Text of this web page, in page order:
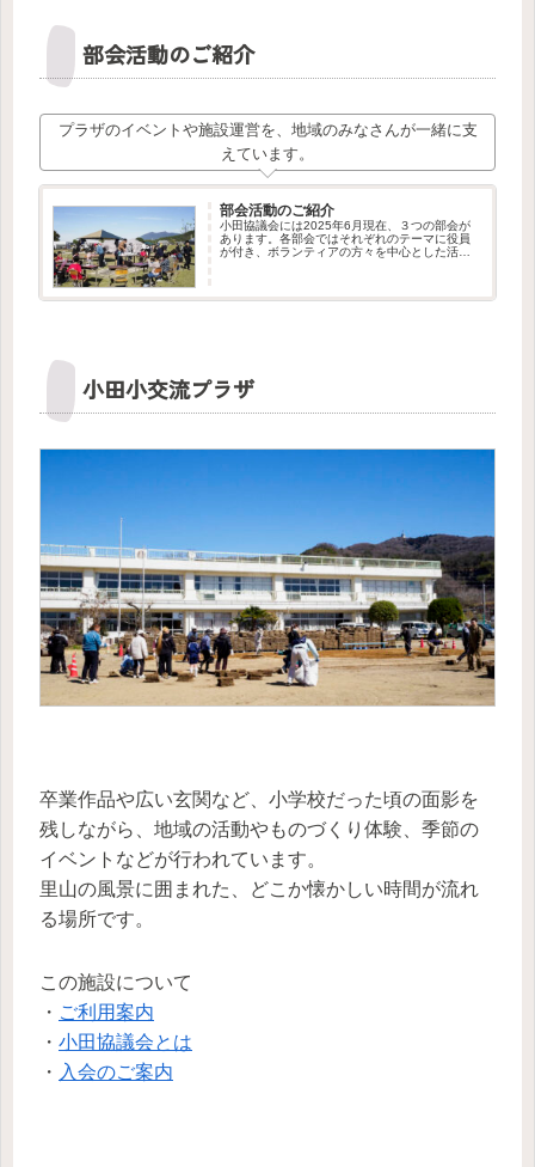
部会活動のご紹介
プラザのイベントや施設運営を、地域のみなさんが一緒に支
えています。
部会活動のご紹介
小田協議会には2025年6月現在、３つの部会が
あります。各部会ではそれぞれのテーマに役員
が付き、ボランティアの方々を中心とした活動
小田小交流プラザ
卒業作品や広い玄関など、小学校だった頃の面影を
残しながら、地域の活動やものづくり体験、季節の
イベントなどが行われています。
里山の風景に囲まれた、どこか懐かしい時間が流れ
る場所です。
この施設について
・ ご利用案内
・ 小田協議会とは
・ 入会のご案内